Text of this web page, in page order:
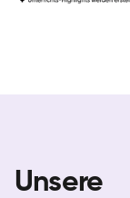
Unsere